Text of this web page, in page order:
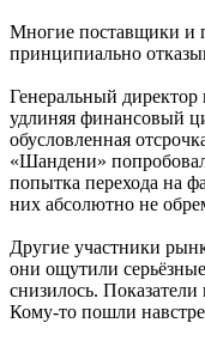
Многие поставщики и
принципиально
Генеральный директор
удлиняя финансовый
обусловленная
«Шандени»
попытка перехода на
них абсолютно не
Другие участники
они ощутили
снизилось.
Кому-то пошли